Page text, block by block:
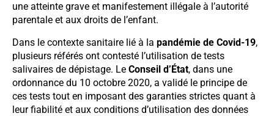
une atteinte grave et manifestement illégale à l’autorité
parentale et aux droits de l’enfant.
Dans le contexte sanitaire lié à la pandémie de Covid-19,
plusieurs référés ont contesté l’utilisation de tests
salivaires de dépistage. Le Conseil d’État, dans une
ordonnance du 10 octobre 2020, a validé le principe de
ces tests tout en imposant des garanties strictes quant à
leur fiabilité et aux conditions d’utilisation des données